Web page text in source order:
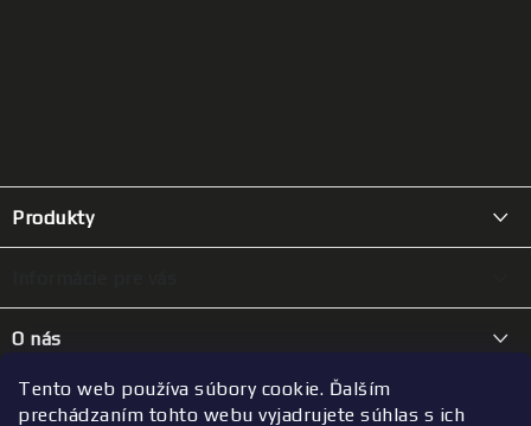
Tento web používa súbory cookie. Ďalším
prechádzaním tohto webu vyjadrujete súhlas s ich
á
pProdukty
Mäsové chipsy
100% JERKY
Hovädzie
FAQ
O nás
Náš príbeh
Kontakt